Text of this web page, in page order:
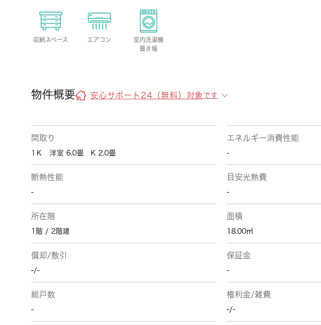
収納スペース エアコン
室内洗濯機
置き場
物件概要 安心サポート24（無料）対象 です
間取り
1Ｋ 洋室 6.0畳 K 2.0畳
エネルギー消費性能
-
断熱性能
-
目安光熱費
-
所在階
1階 / 2階建
面積
18.00㎡
償却/敷引
-/-
保証金
-
総戸数
-
権利金/雑費
-/-